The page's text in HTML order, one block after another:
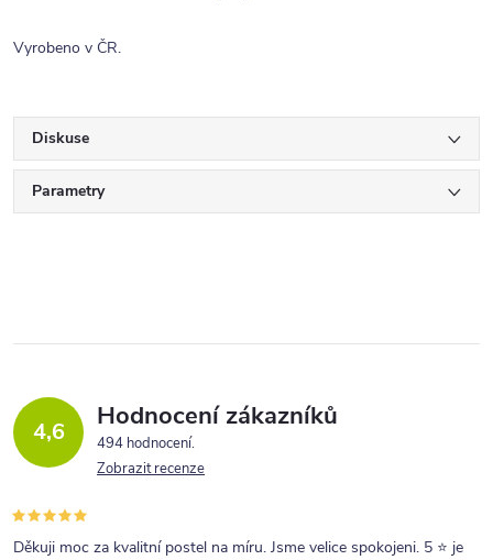
Vyrobeno v ČR.
Diskuse
Parametry
4,6 Hodnocení zákazníků
494 hodnocení
Zobrazit recenze
Děkuji moc za kvalitní postel na míru. Jsme velice spokojeni. 5 ⭐ je